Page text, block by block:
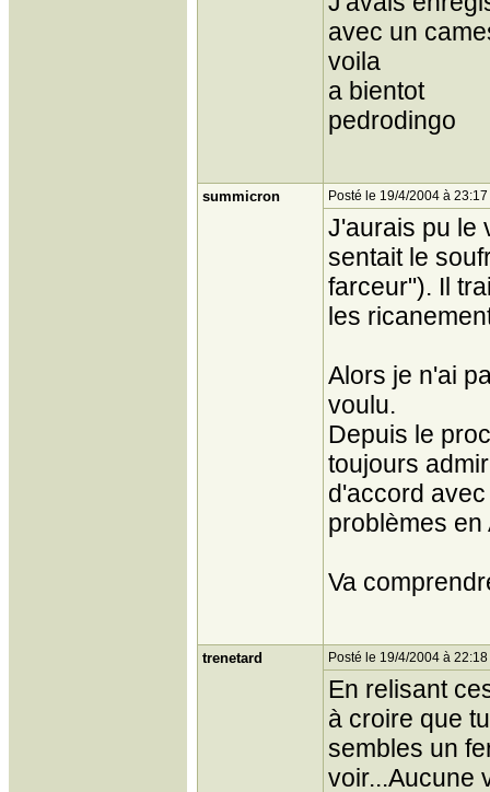
avec un
voila
a bientot
pedrodingo
summicron Posté le 19/4/2004 à 23:17
J'aurais pu le
sentait le
farceur"). Il
les
Alors je n'ai
voulu.
Depuis le
toujours
d'accord
problèmes en
Va
trenetard Posté le 19/4/2004 à 22:18
En relisant
à croire que
sembles un
voir...Aucune